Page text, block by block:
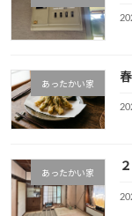
あったかい家
あったかい家